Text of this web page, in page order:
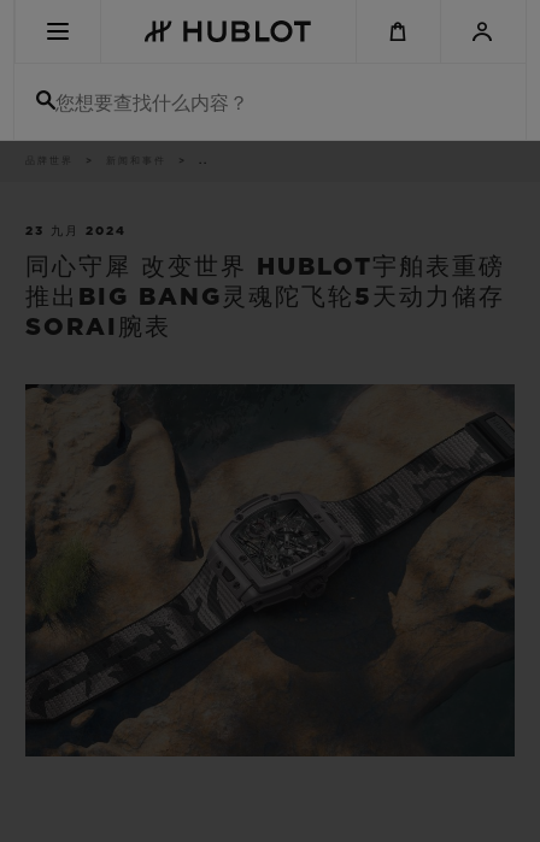
您想要查找什么内容？
新闻和事件 ..
23 九月 2024
同心守犀 改变世界 HUBLOT宇舶表重磅
推出BIG BANG灵魂陀飞轮5天动力储存
SORAI腕表
新品腕表
BIG BANG系列
桃粉色陶瓷
在线专售
专属服务
5+5 质保